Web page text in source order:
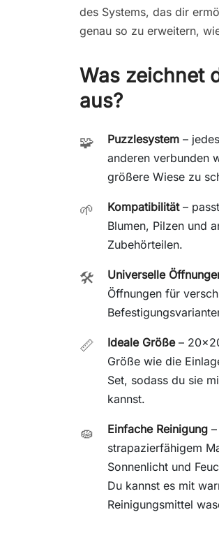
des Systems, das dir
genau so zu erweitern,
Was zeichnet
aus?
🧩 Puzzlesystem –
anderen verbunden
größere Wiese zu
🌱 Kompatibilität–
Blumen, Pilzen und
Zubehörteilen.
🛠️ Universelle
Öffnungen für
📏 Ideale Größe–
Größe wie die
Set, sodass du sie
kannst.
🧽 Einfache Reinigung
strapazierfähigem
Sonnenlicht und
Du kannst es mit
Reinigungsmittel